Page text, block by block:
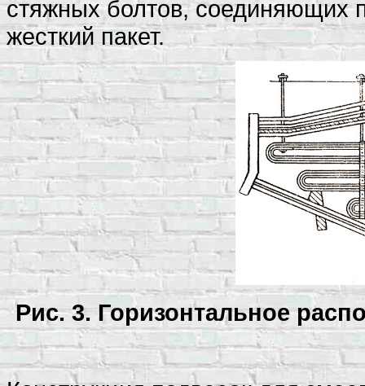
стяжных болтов, соединяющих
жесткий пакет.
Рис. 3. Горизонтальное